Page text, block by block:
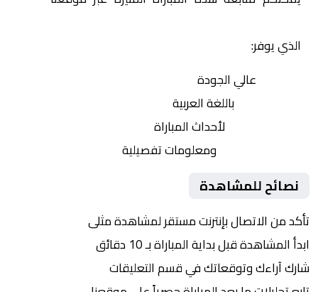
الذي يوفر:
عالي الجودة
باللغة العربية
لأحداث المباراة
ومعلومات تفصيلية
نصائح للمشاهدة
تأكد من الاتصال بإنترنت مستقر لمشاهدة مثلى
ابدأ المشاهدة قبل بداية المباراة بـ 10 دقائق
شارك آراءك وتوقعاتك في قسم التعليقات